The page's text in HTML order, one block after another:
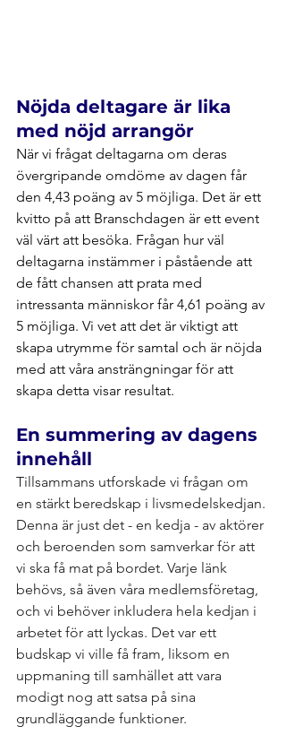
Nöjda deltagare är lika
med nöjd arrangör
När vi frågat deltagarna om deras
övergripande omdöme av dagen får
den 4,43 poäng av 5 möjliga. Det är ett
kvitto på att Branschdagen är ett event
väl värt att besöka. Frågan hur väl
deltagarna instämmer i påstående att
de fått chansen att prata med
intressanta människor får 4,61 poäng av
5 möjliga. Vi vet att det är viktigt att
skapa utrymme för samtal och är nöjda
med att våra ansträngningar för att
skapa detta visar resultat.
En summering av dagens
innehåll
Tillsammans utforskade vi frågan om
en stärkt beredskap i livsmedelskedjan.
Denna är just det - en kedja - av aktörer
och beroenden som samverkar för att
vi ska få mat på bordet. Varje länk
behövs, så även våra medlemsföretag,
och vi behöver inkludera hela kedjan i
arbetet för att lyckas. Det var ett
budskap vi ville få fram, liksom en
uppmaning till samhället att vara
modigt nog att satsa på sina
grundläggande funktioner.